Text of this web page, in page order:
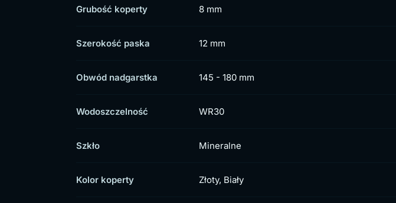
Grubość koperty 8 mm
Szerokość paska 12 mm
Obwód nadgarstka 145 - 180 mm
Wodoszczelność WR30
Szkło Mineralne
Kolor koperty Złoty, Biały